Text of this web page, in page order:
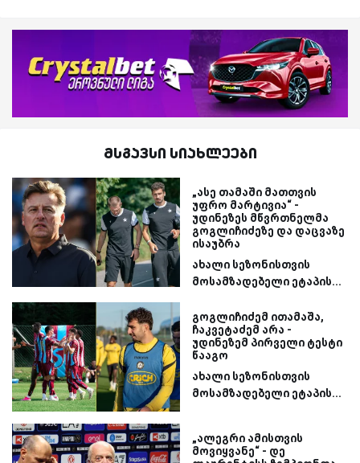
მსგავსი სიახლეები
„ასე თამაში მათთვის
უფრო მარტივია“ -
უდინეზეს მწვრთნელმა
გოგლიჩიძეზე და დაცვაზე
ისაუბრა
ახალი სეზონისთვის
მოსამზადებელი ეტაპის...
გოგლიჩიძემ ითამაშა,
ჩაკვეტაძემ არა -
უდინეზემ პირველი ტესტი
წააგო
ახალი სეზონისთვის
მოსამზადებელი ეტაპის...
„ალეგრი ამისთვის
მოვიყვანე“ - დე